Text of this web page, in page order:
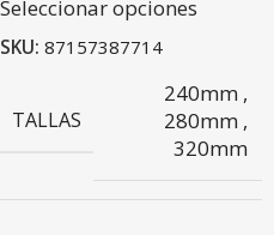
Seleccionar opciones
SKU: 87157387714
TALLAS
240mm ,
280mm ,
320mm